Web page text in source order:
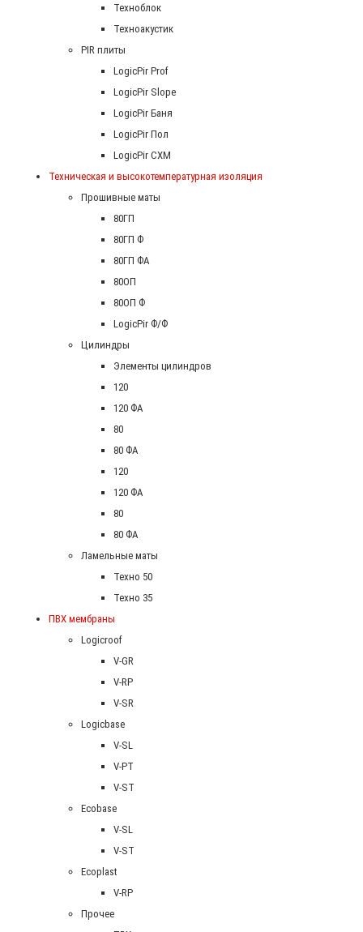
Техноблок
Техноакустик
PIR плиты
LogicPir Prof
LogicPir Slope
LogicPir Баня
LogicPir Пол
LogicPir СХМ
Техническая и высокотемпературная изоляция
Прошивные маты
80ГП
80ГП Ф
80ГП ФА
80ОП
80ОП Ф
LogicPir Ф/Ф
Цилиндры
Элементы цилиндров
120
120 ФА
80
80 ФА
120
120 ФА
80
80 ФА
Ламельные маты
Техно 50
Техно 35
ПВХ мембраны
Logicroof
V-GR
V-RP
V-SR
Logicbase
V-SL
V-PT
V-ST
Ecobase
V-SL
V-ST
Ecoplast
V-RP
Прочее